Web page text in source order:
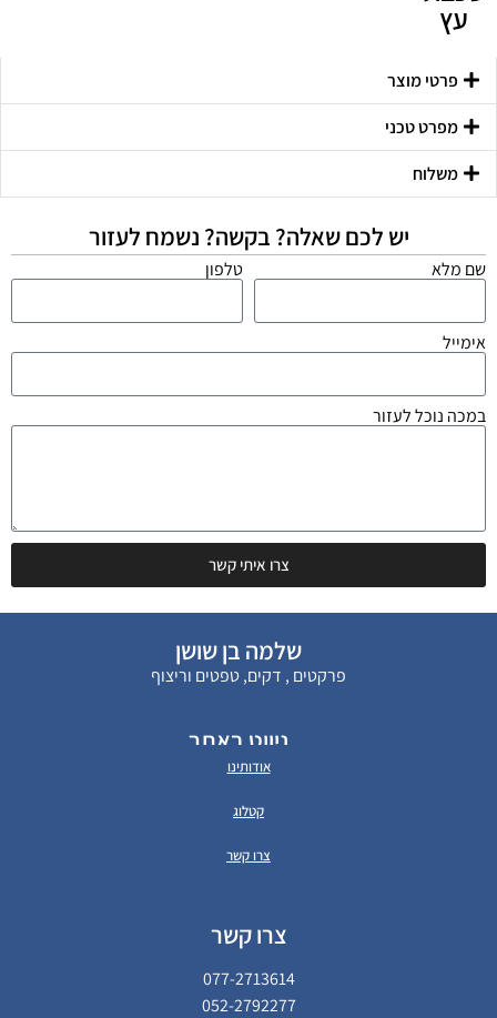
עץ
פרטי מוצר
מפרט טכני
משלוח
יש לכם שאלה? בקשה? נשמח לעזור
שם מלא טלפון
אימייל
במכה נוכל לעזור
צרו איתי קשר
שלמה בן שושן
פרקטים , דקים, טפטים וריצוף
ניווט באתר
אודותינו
קטלוג
צרו קשר
צרו קשר
077-2713614
052-2792277